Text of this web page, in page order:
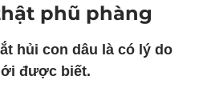
phũ phàng
hủi con dâu là có lý do
được biết.